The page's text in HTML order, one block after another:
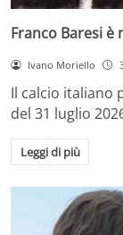
Franco Baresi è
Ivano Moriello
Il calcio italiano
del 31 luglio
Leggi di più